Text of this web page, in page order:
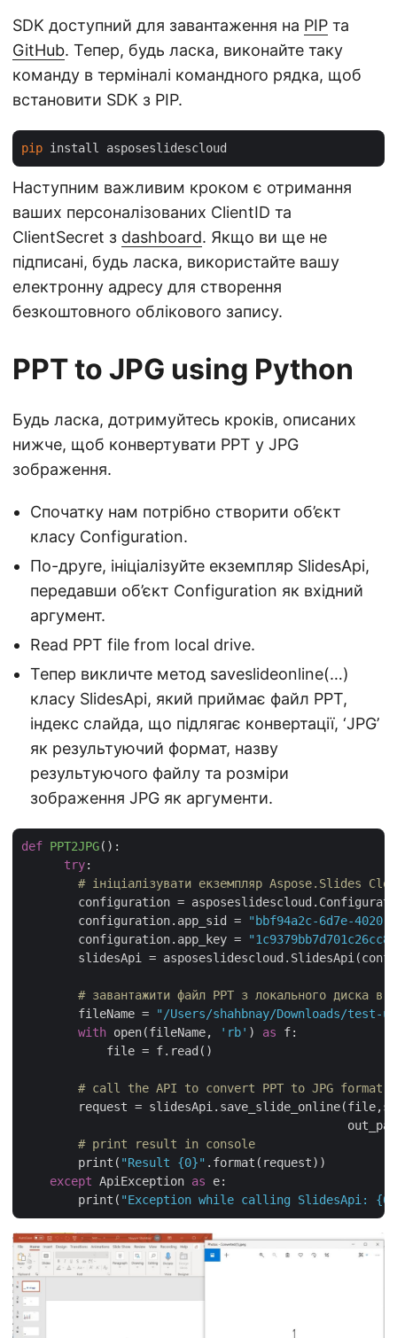
SDK доступний для завантаження на PIP та
GitHub. Тепер, будь ласка, виконайте таку
команду в терміналі командного рядка, щоб
встановити SDK з PIP.
pip
Наступним важливим кроком є отримання
ваших персоналізованих ClientID та
ClientSecret з dashboard. Якщо ви ще не
підписані, будь ласка, використайте вашу
електронну адресу для створення
безкоштовного облікового запису.
PPT to JPG using Python
Будь ласка, дотримуйтесь кроків, описаних
нижче, щоб конвертувати PPT у JPG
зображення.
Спочатку нам потрібно створити об’єкт
класу Configuration.
По-друге, ініціалізуйте екземпляр SlidesApi,
передавши об’єкт Configuration як вхідний
аргумент.
Read PPT file from local drive.
Тепер викличте метод saveslideonline(…)
класу SlidesApi, який приймає файл PPT,
індекс слайда, що підлягає конвертації, ‘JPG’
як результуючий формат, назву
результуючого файлу та розміри
зображення JPG як аргументи.
def PPT2JPG():
try:
# ініціалізувати екземпляр Aspose.Slides
configuration =
        configuration.app_sid =
"bbf94a2c-6d7e-4020-
        configuration.app_key =
slidesApi =
# завантажити файл PPT з локального диска в
        fileName =
"/Users/shahbnay/Downloads/test-
with open(fileName, 'rb' ) as f:
            file = f.read()
# call the API to convert PPT to JPG format
request =
# print result in console
        print(
"Result {0}" .format(request))
except ApiException as e:
        print(
"Exception while calling SlidesApi: